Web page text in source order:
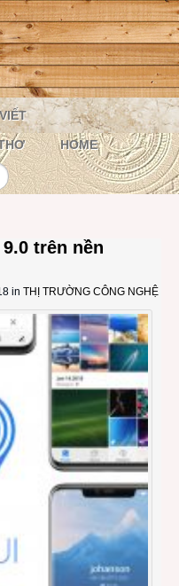
HOME
trên nền
in THỊ TRƯỜNG CÔNG NGHỆ